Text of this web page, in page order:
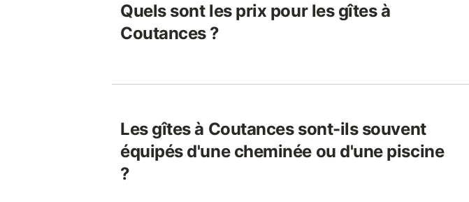
Quels sont les prix pour les gîtes à
Coutances ?
Les gîtes à Coutances sont-ils souvent
équipés d'une cheminée ou d'une piscine
?